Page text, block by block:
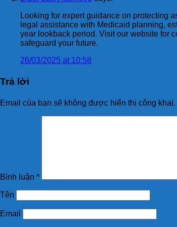
Looking for expert guidance on protecting
legal assistance with Medicaid planning,
year lookback period. Visit our website for
safeguard your future.
26/03/2025 at 10:58
Trả lời
Email của bạn sẽ không được hiển thị công khai.
Bình luận *
Tên
Email